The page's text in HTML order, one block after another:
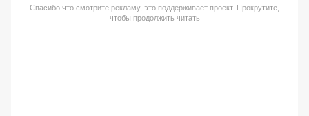
Спасибо что смотрите рекламу, это поддерживает проект. Прокрутите,
чтобы продолжить читать